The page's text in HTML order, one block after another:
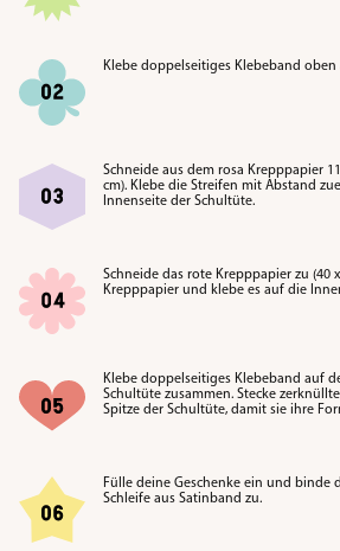
Klebe doppelseitiges Klebeband
Schneide aus dem rosa Krepppapier
cm). Klebe die Streifen mit Abstand
Innenseite der Schultüte.
Schneide das rote Krepppapier zu (40
Krepppapier und klebe es auf die
Klebe doppelseitiges Klebeband auf
Schultüte zusammen. Stecke
Spitze der Schultüte, damit sie ihre
Fülle deine Geschenke ein und binde
Schleife aus Satinband zu.